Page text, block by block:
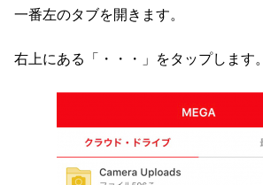
一番左のタブを開きます。
右上にある「・・・」をタップします。